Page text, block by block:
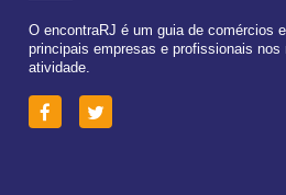
O encontraRJ é um guia de comércios
principais empresas e profissionais
atividade.